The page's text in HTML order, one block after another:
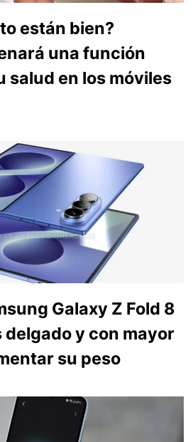
están bien?
una función
salud en los móviles
Galaxy Z Fold 8
delgado y con mayor
su peso